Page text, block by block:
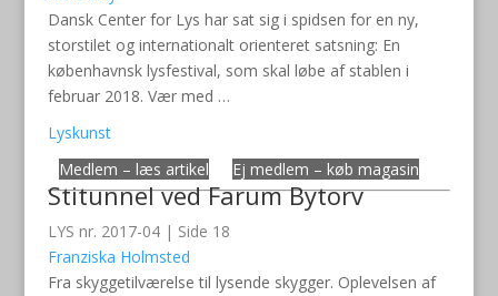
Dansk Center for Lys har sat sig i spidsen for en ny,
storstilet og internationalt orienteret satsning: En
københavnsk lysfestival, som skal løbe af stablen i
februar 2018. Vær med …
Lyskunst
Medlem – læs artikel
Ej medlem – køb magasin
Stitunnel ved Farum Bytorv
LYS nr. 2017-04 | Side 18
Franziska Holmsted
Fra skyggetilværelse til lysende skygger. Oplevelsen af